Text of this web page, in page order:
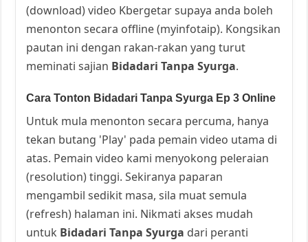
(download) video Kbergetar supaya anda boleh
menonton secara offline (myinfotaip). Kongsikan
pautan ini dengan rakan-rakan yang turut
meminati sajian Bidadari Tanpa Syurga.
Cara Tonton Bidadari Tanpa Syurga Ep 3 Online
Untuk mula menonton secara percuma, hanya
tekan butang 'Play' pada pemain video utama di
atas. Pemain video kami menyokong peleraian
(resolution) tinggi. Sekiranya paparan
mengambil sedikit masa, sila muat semula
(refresh) halaman ini. Nikmati akses mudah
untuk Bidadari Tanpa Syurga dari peranti